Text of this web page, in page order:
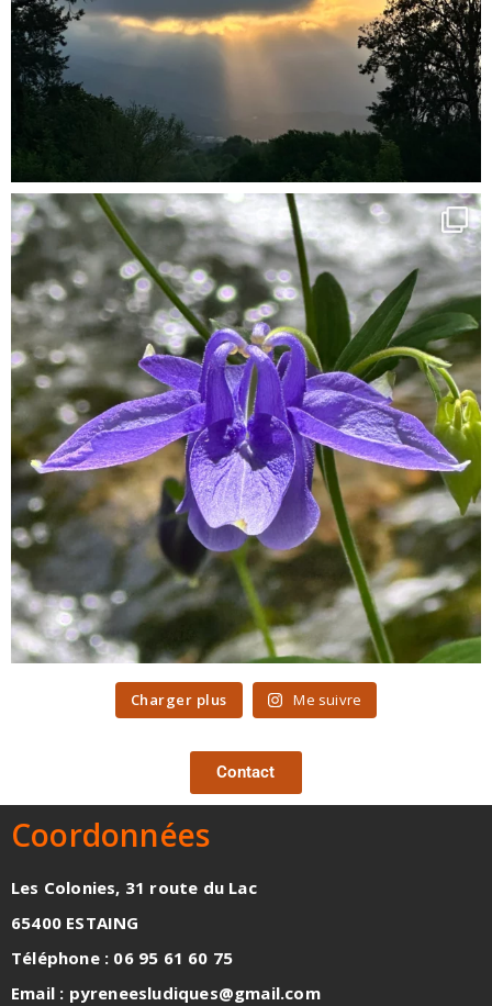
Charger plus Me suivre
Contact
Coordonnées
Les Colonies, 31 route du Lac
65400 ESTAING
Téléphone : 06 95 61 60 75
Email : pyreneesludiques@gmail.com